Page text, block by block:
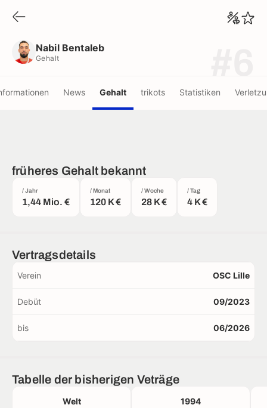
Nabil Bentaleb
Gehalt
News Gehalt trikots Statistiken
früheres Gehalt bekannt
/ Jahr
1,44 Mio. €
/ Monat
120 K €
/ Woche
28 K €
/ Tag
4 K €
Vertragsdetails
Verein OSC Lille
Debüt 09/2023
bis 06/2026
Tabelle der bisherigen Veträge
Welt 1994